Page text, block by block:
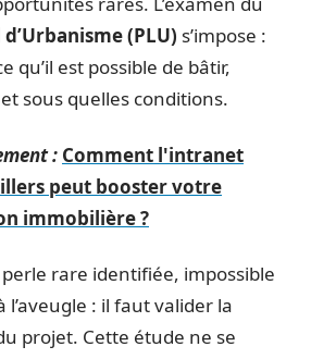
(PLU) s’impose :
qu’il est possible de bâtir,
sous quelles conditions.
: Comment l'intranet
peut booster votre
immobilière ?
rare identifiée, impossible
l’aveugle : il faut valider la
projet. Cette étude ne se